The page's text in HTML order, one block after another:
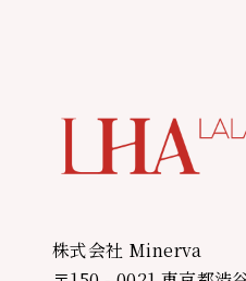
株式会社 Minerva